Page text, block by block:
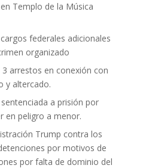
Templo de la Música
federales adicionales
organizado
arrestos en conexión con
y altercado.
a prisión por
en peligro a menor.
Trump contra los
por motivos de
por falta de dominio del